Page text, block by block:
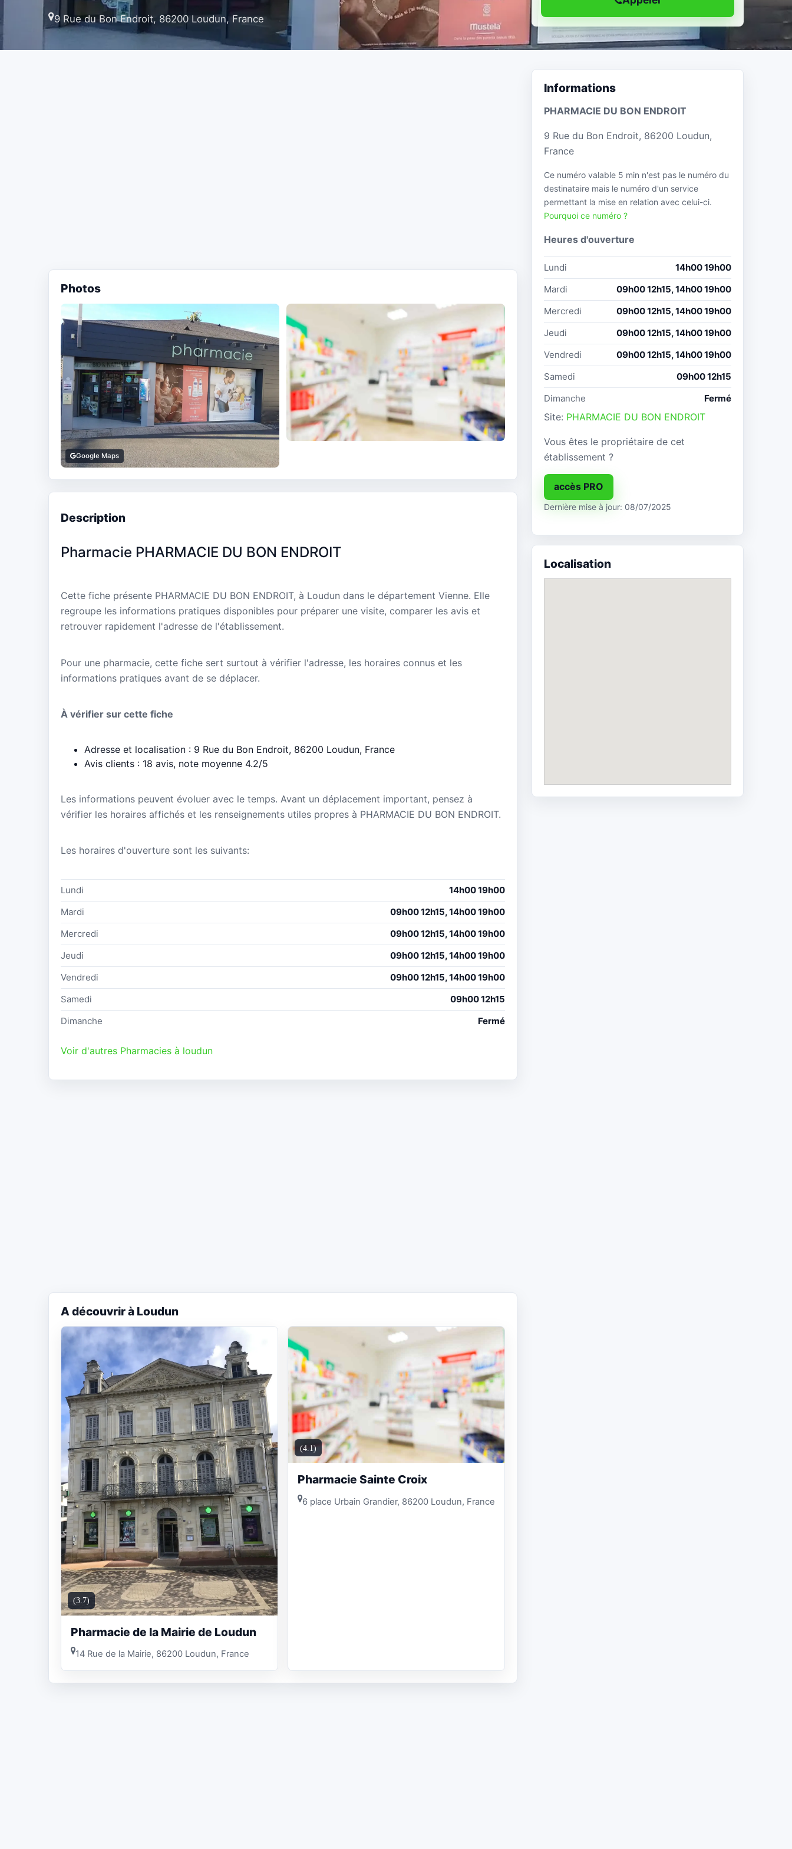
9 Rue du Bon Endroit, 86200 Loudun, France
Photos
Google Maps
Description
Pharmacie PHARMACIE DU BON ENDROIT
Cette fiche présente PHARMACIE DU BON ENDROIT, à Loudun dans le département Vienne. Elle
regroupe les informations pratiques disponibles pour préparer une visite, comparer les avis et
retrouver rapidement l'adresse de l'établissement.
Pour une pharmacie, cette fiche sert surtout à vérifier l'adresse, les horaires connus et les
informations pratiques avant de se déplacer.
À vérifier sur cette fiche
Adresse et localisation : 9 Rue du Bon Endroit, 86200 Loudun, France
Avis clients : 18 avis, note moyenne 4.2/5
Les informations peuvent évoluer avec le temps. Avant un déplacement important, pensez à
vérifier les horaires affichés et les renseignements utiles propres à PHARMACIE DU BON ENDROIT.
Les horaires d'ouverture sont les suivants:
Lundi
14h00 19h00
Mardi
09h00 12h15, 14h00 19h00
Mercredi
09h00 12h15, 14h00 19h00
Jeudi
09h00 12h15, 14h00 19h00
Vendredi
09h00 12h15, 14h00 19h00
Samedi
09h00 12h15
Dimanche
Fermé
Voir d'autres Pharmacies à loudun
A découvrir à Loudun
(3.7)
Pharmacie de la Mairie de Loudun
14 Rue de la Mairie, 86200 Loudun, France
(4.1)
Pharmacie Sainte Croix
6 place Urbain Grandier, 86200 Loudun, France
Informations
PHARMACIE DU BON ENDROIT
9 Rue du Bon Endroit, 86200 Loudun,
France
Ce numéro valable 5 min n'est pas le numéro du
destinataire mais le numéro d'un service
permettant la mise en relation avec celui-ci.
Pourquoi ce numéro ?
Heures d'ouverture
Lundi
14h00 19h00
Mardi
09h00 12h15, 14h00 19h00
Mercredi
09h00 12h15, 14h00 19h00
Jeudi
09h00 12h15, 14h00 19h00
Vendredi
09h00 12h15, 14h00 19h00
Samedi
09h00 12h15
Dimanche
Fermé
Site: PHARMACIE DU BON ENDROIT
Vous êtes le propriétaire de cet
établissement ?
accès PRO
Dernière mise à jour: 08/07/2025
Localisation